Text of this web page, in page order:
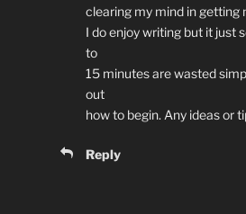
clearing my mind in getting
I do enjoy writing but it just
to
15 minutes are wasted
out
how to begin. Any ideas or
Reply